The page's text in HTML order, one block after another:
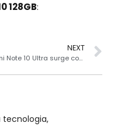
128GB:
NEXT
Redmi Note 10 Ultra surge com Dimensity 1200 e tela AMOLED
tecnologia,